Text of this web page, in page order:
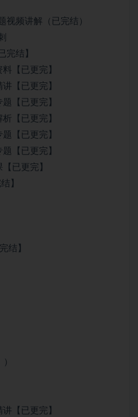
视频讲解（已完结）
完结】
【已更完】
【已更完】
【已更完】
【已更完】
【已更完】
【已更完】
已更完】
】
结】
【已更完】